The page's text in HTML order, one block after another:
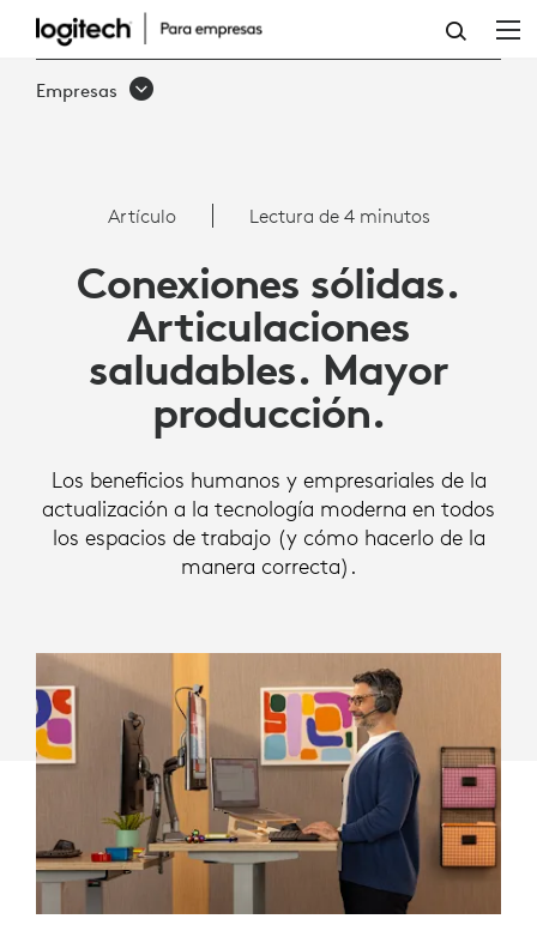
CONEXIONES
SÓLIDAS.
MAYOR
PRODUCCIÓN
LOGITECH
Empresas
Artículo Lectura de 4 minutos
Conexiones sólidas.
Articulaciones
saludables. Mayor
producción.
Los beneficios humanos y empresariales de la
actualización a la tecnología moderna en todos
los espacios de trabajo (y cómo hacerlo de la
manera correcta).